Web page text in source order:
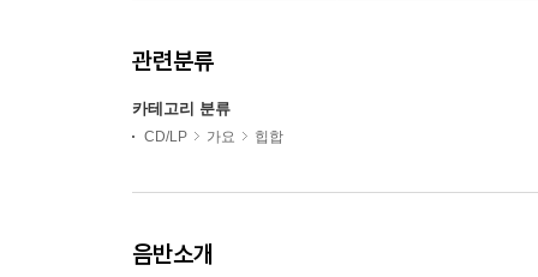
관련분류
카테고리 분류
CD/LP 가요 힙합
음반소개